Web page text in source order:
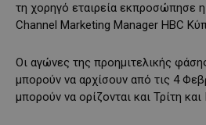
τη χορηγό εταιρεία εκπροσώπησε
Channel Marketing Manager HBC
Οι αγώνες της προημιτελικής
μπορούν να αρχίσουν από τις 4
μπορούν να ορίζονται και Τρίτη